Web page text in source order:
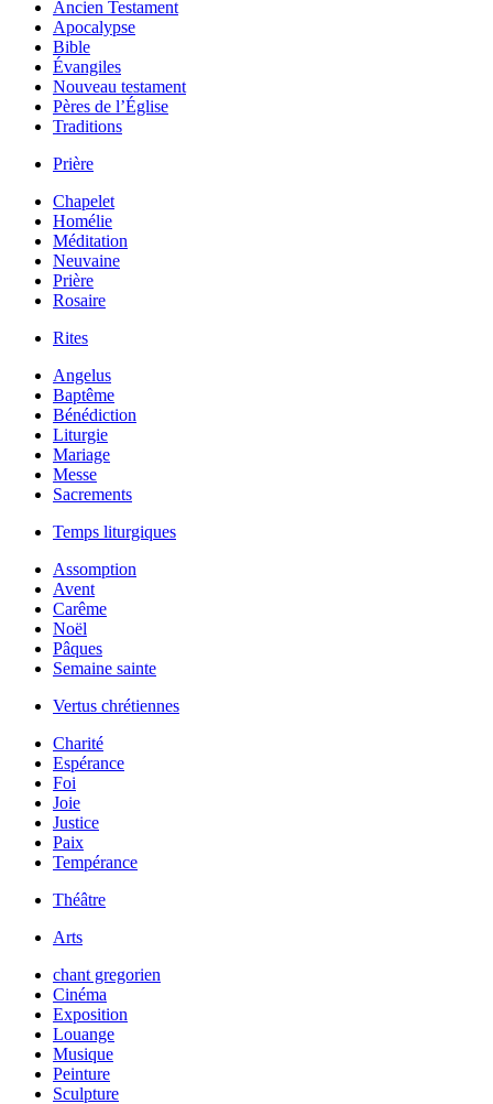
Ancien Testament
Apocalypse
Bible
Évangiles
Nouveau testament
Pères de l’Église
Traditions
Prière
Chapelet
Homélie
Méditation
Neuvaine
Prière
Rosaire
Rites
Angelus
Baptême
Bénédiction
Liturgie
Mariage
Messe
Sacrements
Temps liturgiques
Assomption
Avent
Carême
Noël
Pâques
Semaine sainte
Vertus chrétiennes
Charité
Espérance
Foi
Joie
Justice
Paix
Tempérance
Théâtre
Arts
chant gregorien
Cinéma
Exposition
Louange
Musique
Peinture
Sculpture